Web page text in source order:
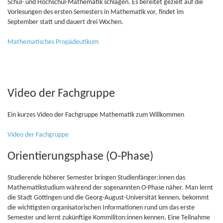
Schul- und Hochschul-Mathematik schlagen. Es bereitet gezielt auf die
Vorlesungen des ersten Semesters in Mathematik vor, findet im
September statt und dauert drei Wochen.
Mathematisches Propädeutikum
Video der Fachgruppe
Ein kurzes Video der Fachgruppe Mathematik zum Willkommen
Video der Fachgruppe
Orientierungsphase (O-Phase)
Studierende höherer Semester bringen Studienfänger:innen das
Mathematikstudium während der sogenannten O-Phase näher. Man lernt
die Stadt Göttingen und die Georg-August-Universität kennen, bekommt
die wichtigsten organisatorischen Informationen rund um das erste
Semester und lernt zukünftige Kommiliton:innen kennen. Eine Teilnahme